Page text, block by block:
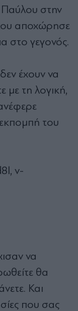
στην
αποχώρησε
στο γεγονός.
έχουν να
με τη λογική,
του
v-
να
θα
Και
που σας